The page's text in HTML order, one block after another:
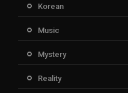
Korean
Music
Mystery
Reality